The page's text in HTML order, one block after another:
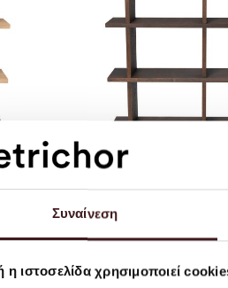
Συναίνεση
η ιστοσελίδα χρησιμοποιεί
Ferm Living - Kona
EUR